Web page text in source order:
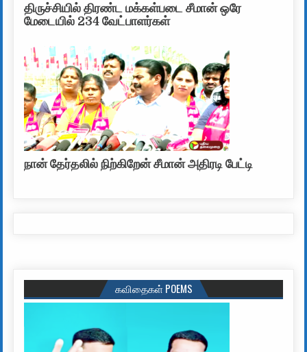
திருச்சியில் திரண்ட மக்கள்படை சீமான் ஒரே
மேடையில் 234 வேட்பாளர்கள்
நான் தேர்தலில் நிற்கிறேன் சீமான் அதிரடி பேட்டி
கவிதைகள் POEMS